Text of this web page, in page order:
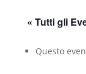
« Tutti gli
Questo